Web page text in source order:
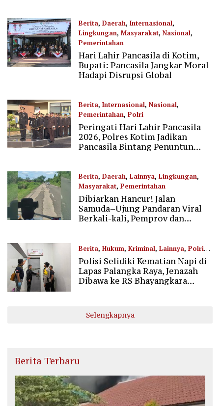
Berita, Daerah, Internasional,
Lingkungan, Masyarakat, Nasional,
Pemerintahan
01/06/2026
Hari Lahir Pancasila di Kotim,
Bupati: Pancasila Jangkar Moral
Hadapi Disrupsi Global
Berita, Internasional, Nasional,
Pemerintahan, Polri
01/06/2026
Peringati Hari Lahir Pancasila
2026, Polres Kotim Jadikan
Pancasila Bintang Penuntun
Berita, Daerah, Lainnya, Lingkungan,
Masyarakat, Pemerintahan
01/06/2026
Dibiarkan Hancur! Jalan
Samuda–Ujung Pandaran Viral
Berkali-kali, Pemprov dan
Berita, Hukum, Kriminal, Lainnya, Polri
31/05/2026
Polisi Selidiki Kematian Napi di
Lapas Palangka Raya, Jenazah
Dibawa ke RS Bhayangkara
Selengkapnya
Berita Terbaru